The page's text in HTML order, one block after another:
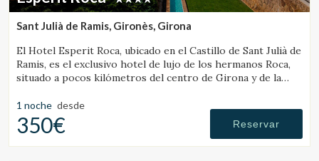
Sant Julià de Ramis, Gironès, Girona
El Hotel Esperit Roca, ubicado en el Castillo de Sant Julià de
Ramis, es el exclusivo hotel de lujo de los hermanos Roca,
situado a pocos kilómetros del centro de Girona y de la
1 noche desde
350€ Reservar
Estas cookies son utilizadas para almacenar información
sobre las preferencias y elecciones personales del usuario
a través de la observación continuada de sus hábitos de
de navegación en el sitio web y mostrar publicidad
relacionada con el perfil de navegación del usuario.